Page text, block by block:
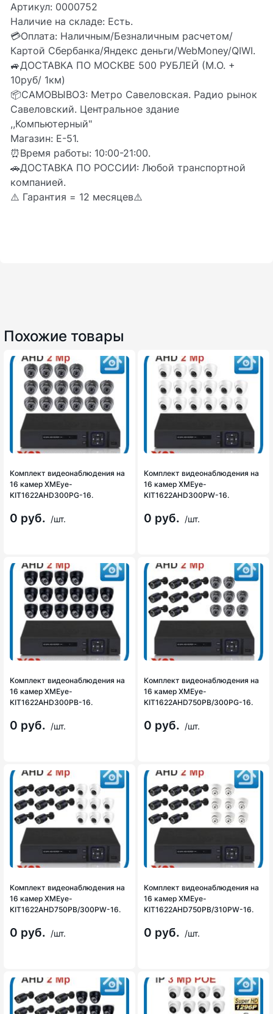
Артикул: 0000752
Наличие на складе: Есть.
💳Оплата: Наличным/Безналичным расчетом/
Картой Сбербанка/Яндекс деньги/WebMoney/QIWI.
🚙ДОСТАВКА ПО МОСКВЕ 500 РУБЛЕЙ (М.О. +
10руб/ 1км)
📦CАМОВЫВОЗ: Метро Савеловская. Радио рынок
Савеловский. Центральное здание
,,Компьютерный"
Магазин: Е-51.
⏰Время работы: 10:00-21:00.
🚗ДОСТАВКА ПО РОССИИ: Любой транспортной
компанией.
⚠️ Гарантия = 12 месяцев⚠️
Похожие товары
Комплект видеонаблюдения на
16 камер XMEye-
KIT1622AHD300PG-16.
0 руб. /шт.
Комплект видеонаблюдения на
16 камер XMEye-
KIT1622AHD300PW-16.
0 руб. /шт.
Комплект видеонаблюдения на
16 камер XMEye-
KIT1622AHD300PB-16.
0 руб. /шт.
Комплект видеонаблюдения на
16 камер XMEye-
KIT1622AHD750PB/300PG-16.
0 руб. /шт.
Комплект видеонаблюдения на
16 камер XMEye-
KIT1622AHD750PB/300PW-16.
0 руб. /шт.
Комплект видеонаблюдения на
16 камер XMEye-
KIT1622AHD750PB/310PW-16.
0 руб. /шт.